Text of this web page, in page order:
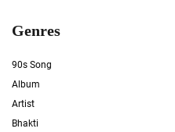
Genres
90s Song
Album
Artist
Bhakti